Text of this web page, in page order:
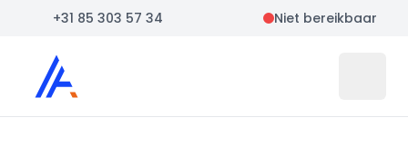
+31 85 303 57 34 Niet bereikbaar
Auto Atlas